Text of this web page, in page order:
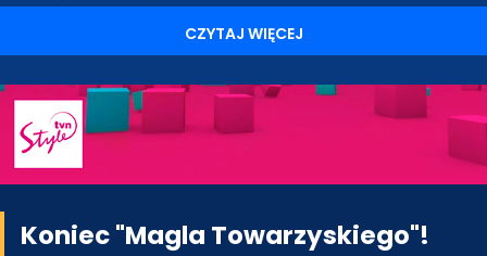
CZYTAJ WIĘCEJ
Koniec "Magla Towarzyskiego"!